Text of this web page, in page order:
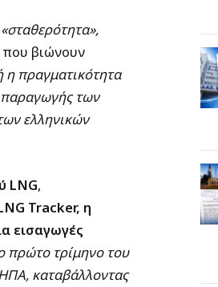
«σταθερότητα»,
βιώνουν
η πραγματικότητα
παραγωγής των
ελληνικών
LNG,
Tracker, η
εισαγωγές
πρώτο τρίμηνο του
καταβάλλοντας